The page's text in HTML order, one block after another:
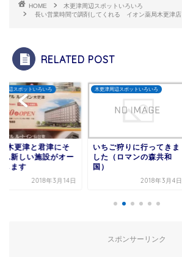
HOME
木更津周辺スポットいろいろ
長い営業時間で調剤してくれる イオン薬局木更津店
RELATED POST
周辺スポットいろいろ
木更津と君津にそ
れ新しい施設がオー
します
2018年3月14日
木更津周辺スポットいろいろ
いちご狩りに行ってきま
した（ロマンの森共和
国）
2018年3月4日
スポンサーリンク